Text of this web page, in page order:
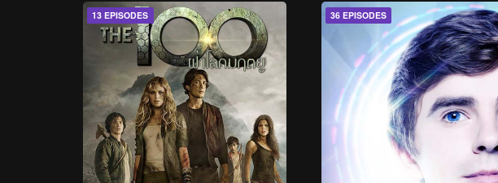
13 EPISODES 36 EPISODES